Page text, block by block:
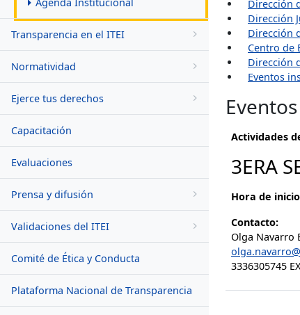
Transparencia en el ITEI
Normatividad
Ejerce tus derechos
Capacitación
Evaluaciones
Prensa y difusión
Validaciones del ITEI
Comité de Ética y Conducta
Plataforma Nacional de Transparencia
Dirección
Dirección
Dirección
Centro de
Dirección
Eventos
Actividades
3ERA
Hora de
Contacto:
Olga Navarro
3336305745